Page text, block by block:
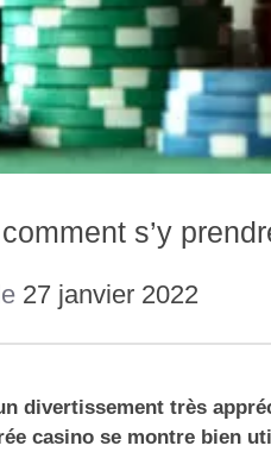
s’y
27 janvier 2022
divertissement très
casino se montre bien